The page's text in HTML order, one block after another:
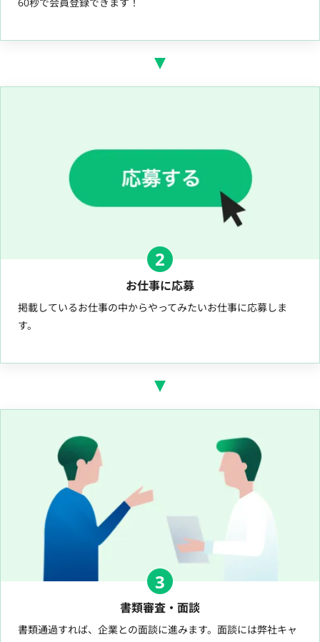
2
お仕事に応募
掲載しているお仕事の中からやってみたいお仕事に応募しま
す。
3
書類審査・面談
書類通過すれば、企業との面談に進みます。面談には弊社キャ